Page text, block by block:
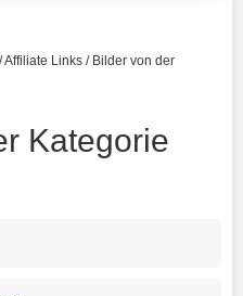
Links / Bilder von der
Kategorie